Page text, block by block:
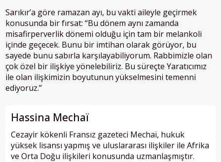
Sarıkır’a göre ramazan ayı, bu vakti aileyle geçirmek
konusunda bir fırsat: “Bu dönem aynı zamanda
misafirperverlik dönemi olduğu için tam bir melankoli
içinde geçecek. Bunu bir imtihan olarak görüyor, bu
sayede bunu sabırla karşılayabiliyorum. Rabbimizle olan
çok özel bir ilişkiye yönelebiliriz. Bu süreçte Yaratıcımız
ile olan ilişkimizin boyutunun yükselmesini temenni
ediyoruz.”
Hassina Mechaï
Cezayir kökenli Fransız gazeteci Mechaï, hukuk
yüksek lisansı yapmış ve uluslararası ilişkiler ile Afrika
ve Orta Doğu ilişkileri konusunda uzmanlaşmıştır.